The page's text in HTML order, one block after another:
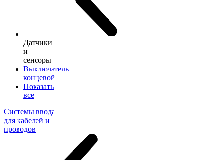
Датчики
и
сенсоры
Выключатель
концевой
Показать
все
Системы ввода
для кабелей и
проводов